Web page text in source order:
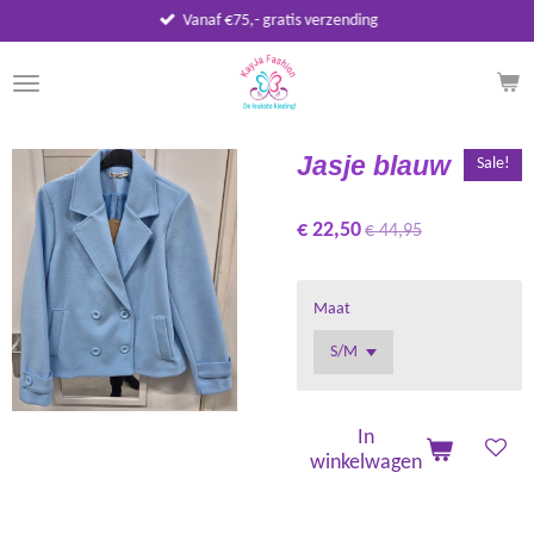
direct
naar
de
Vanaf €75,- gratis verzending
Jasje blauw Sale!
€ 22,50€ 44,95
Maat
In
winkelwagen